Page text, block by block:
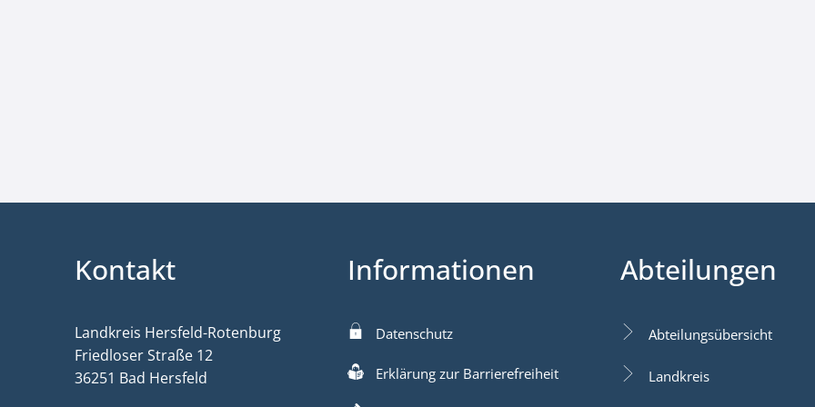
Kontakt
Landkreis Hersfeld-Rotenburg
Friedloser Straße 12
36251 Bad Hersfeld
Informationen
Datenschutz
Erklärung zur Barrierefreiheit
Abteilungen
Abteilungsübersicht
Landkreis